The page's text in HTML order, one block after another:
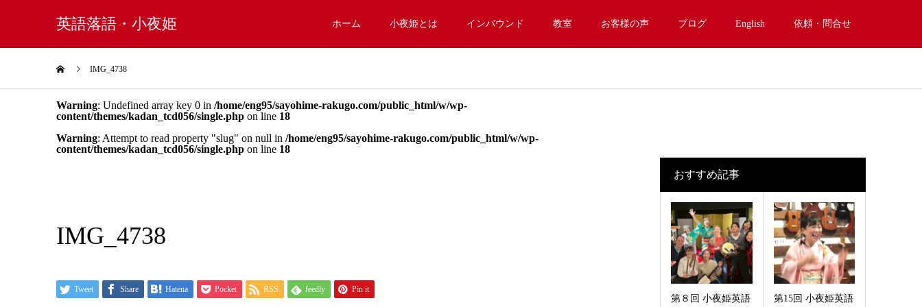
英語落語・小夜姫 ホーム 小夜姫とは インバウンド 教室 お客様の声 ブログ English 依頼・問合せ
IMG_4738
Warning: Undefined array key 0 in /home/eng95/sayohime-rakugo.com/public_html/w/wp-
content/themes/kadan_tcd056/single.php on line 18
Warning: Attempt to read property "slug" on null in /home/eng95/sayohime-rakugo.com/public_html/w/wp-
content/themes/kadan_tcd056/single.php on line 18
IMG_4738
Tweet Share Hatena Pocket RSS feedly Pin it
おすすめ記事
第８回 小夜姫英語
第15回 小夜姫英語